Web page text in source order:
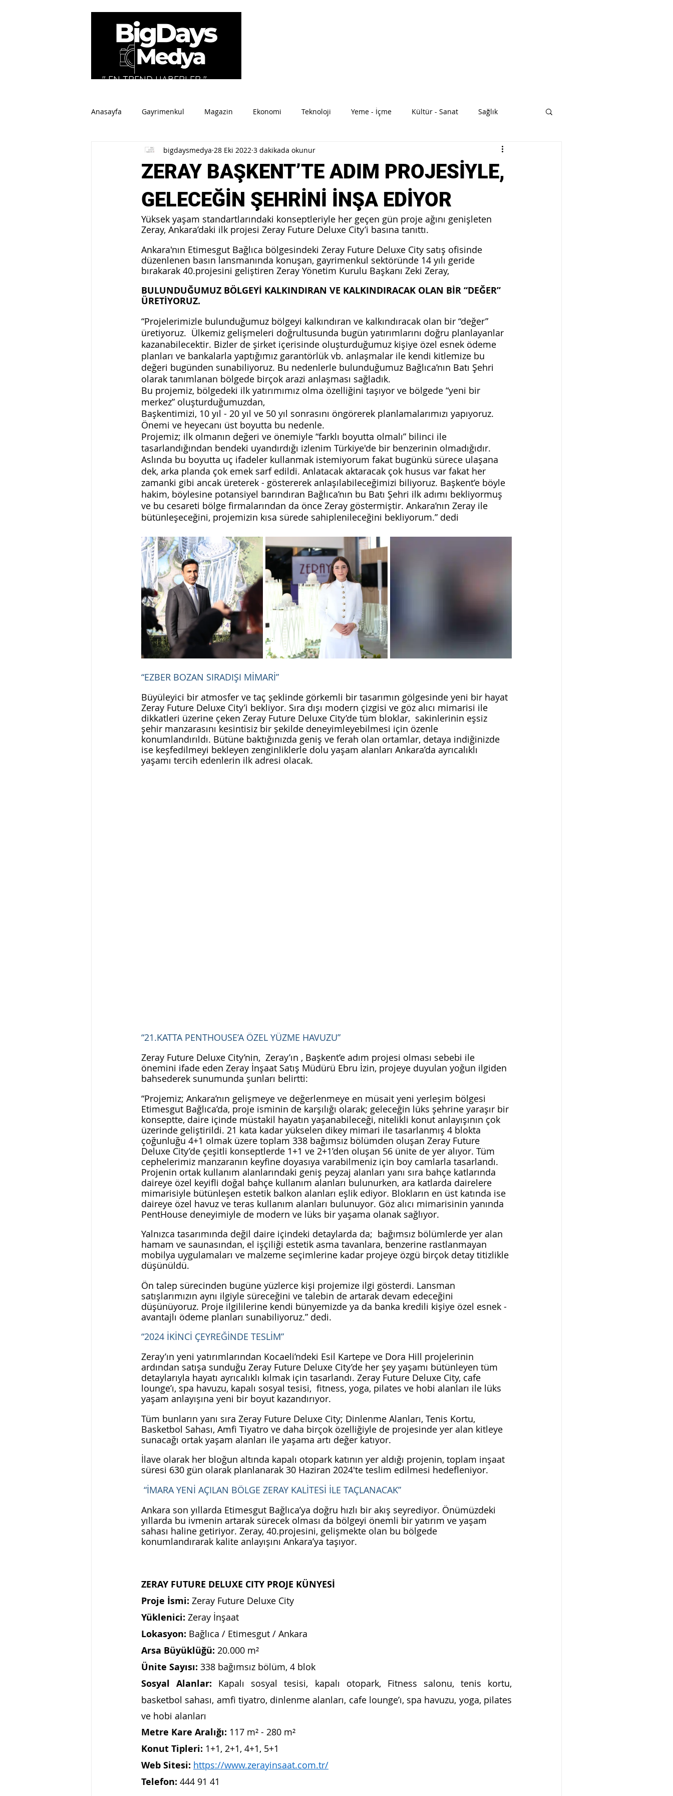
" EN TREND HABERLER "
Anasayfa Gayrimenkul Magazin Ekonomi Teknoloji Yeme - İçme Kültür - Sanat Sağlık
Tüm Haberler Spor Seyahat Moda Anne-Bebek
ZERAY BAŞKENT’TE ADIM PROJESİYLE,
GELECEĞİN ŞEHRİNİ İNŞA EDİYOR
bigdaysmedya 28 Eki 2022 3 dakikada okunur
Yüksek yaşam standartlarındaki konseptleriyle her geçen gün proje ağını genişleten
Zeray, Ankara’daki ilk projesi Zeray Future Deluxe City’i basına tanıttı.
Ankara'nın Etimesgut Bağlıca bölgesindeki Zeray Future Deluxe City satış ofisinde
düzenlenen basın lansmanında konuşan, gayrimenkul sektöründe 14 yılı geride
bırakarak 40.projesini geliştiren Zeray Yönetim Kurulu Başkanı Zeki Zeray,
BULUNDUĞUMUZ BÖLGEYİ KALKINDIRAN VE KALKINDIRACAK OLAN BİR “DEĞER”
ÜRETİYORUZ.
“Projelerimizle bulunduğumuz bölgeyi kalkındıran ve kalkındıracak olan bir “değer”
üretiyoruz.  Ülkemiz gelişmeleri doğrultusunda bugün yatırımlarını doğru planlayanlar
kazanabilecektir. Bizler de şirket içerisinde oluşturduğumuz kişiye özel esnek ödeme
planları ve bankalarla yaptığımız garantörlük vb. anlaşmalar ile kendi kitlemize bu
değeri bugünden sunabiliyoruz. Bu nedenlerle bulunduğumuz Bağlıca’nın Batı Şehri
olarak tanımlanan bölgede birçok arazi anlaşması sağladık.
Bu projemiz, bölgedeki ilk yatırımımız olma özelliğini taşıyor ve bölgede “yeni bir
merkez” oluşturduğumuzdan,
Başkentimizi, 10 yıl - 20 yıl ve 50 yıl sonrasını öngörerek planlamalarımızı yapıyoruz.
Önemi ve heyecanı üst boyutta bu nedenle.
Projemiz; ilk olmanın değeri ve önemiyle “farklı boyutta olmalı” bilinci ile
tasarlandığından bendeki uyandırdığı izlenim Türkiye'de bir benzerinin olmadığıdır.
Aslında bu boyutta uç ifadeler kullanmak istemiyorum fakat bugünkü sürece ulaşana
dek, arka planda çok emek sarf edildi. Anlatacak aktaracak çok husus var fakat her
zamanki gibi ancak üreterek - göstererek anlaşılabileceğimizi biliyoruz. Başkent’e böyle
hakim, böylesine potansiyel barındıran Bağlıca’nın bu Batı Şehri ilk adımı bekliyormuş
ve bu cesareti bölge firmalarından da önce Zeray göstermiştir. Ankara’nın Zeray ile
bütünleşeceğini, projemizin kısa sürede sahiplenileceğini bekliyorum.” dedi
“EZBER BOZAN SIRADIŞI MİMARİ”
Büyüleyici bir atmosfer ve taç şeklinde görkemli bir tasarımın gölgesinde yeni bir hayat
Zeray Future Deluxe City’i bekliyor. Sıra dışı modern çizgisi ve göz alıcı mimarisi ile
dikkatleri üzerine çeken Zeray Future Deluxe City’de tüm bloklar,  sakinlerinin eşsiz
şehir manzarasını kesintisiz bir şekilde deneyimleyebilmesi için özenle
konumlandırıldı. Bütüne baktığınızda geniş ve ferah olan ortamlar, detaya indiğinizde
ise keşfedilmeyi bekleyen zenginliklerle dolu yaşam alanları Ankara’da ayrıcalıklı
yaşamı tercih edenlerin ilk adresi olacak.
“21.KATTA PENTHOUSE’A ÖZEL YÜZME HAVUZU”
Zeray Future Deluxe City’nin,  Zeray’ın , Başkent’e adım projesi olması sebebi ile
önemini ifade eden Zeray İnşaat Satış Müdürü Ebru İzin, projeye duyulan yoğun ilgiden
bahsederek sunumunda şunları belirtti:
“Projemiz; Ankara’nın gelişmeye ve değerlenmeye en müsait yeni yerleşim bölgesi
Etimesgut Bağlıca’da, proje isminin de karşılığı olarak; geleceğin lüks şehrine yaraşır bir
konseptte, daire içinde müstakil hayatın yaşanabileceği, nitelikli konut anlayışının çok
üzerinde geliştirildi. 21 kata kadar yükselen dikey mimari ile tasarlanmış 4 blokta
çoğunluğu 4+1 olmak üzere toplam 338 bağımsız bölümden oluşan Zeray Future
Deluxe City’de çeşitli konseptlerde 1+1 ve 2+1’den oluşan 56 ünite de yer alıyor. Tüm
cephelerimiz manzaranın keyfine doyasıya varabilmeniz için boy camlarla tasarlandı.
Projenin ortak kullanım alanlarındaki geniş peyzaj alanları yanı sıra bahçe katlarında
daireye özel keyifli doğal bahçe kullanım alanları bulunurken, ara katlarda dairelere
mimarisiyle bütünleşen estetik balkon alanları eşlik ediyor. Blokların en üst katında ise
daireye özel havuz ve teras kullanım alanları bulunuyor. Göz alıcı mimarisinin yanında
PentHouse deneyimiyle de modern ve lüks bir yaşama olanak sağlıyor.
Yalnızca tasarımında değil daire içindeki detaylarda da;  bağımsız bölümlerde yer alan
hamam ve saunasından, el işçiliği estetik asma tavanlara, benzerine rastlanmayan
mobilya uygulamaları ve malzeme seçimlerine kadar projeye özgü birçok detay titizlikle
düşünüldü.
Ön talep sürecinden bugüne yüzlerce kişi projemize ilgi gösterdi. Lansman
satışlarımızın aynı ilgiyle süreceğini ve talebin de artarak devam edeceğini
düşünüyoruz. Proje ilgililerine kendi bünyemizde ya da banka kredili kişiye özel esnek -
avantajlı ödeme planları sunabiliyoruz.” dedi.
“2024 İKİNCİ ÇEYREĞİNDE TESLİM”
Zeray’ın yeni yatırımlarından Kocaeli’ndeki Esil Kartepe ve Dora Hill projelerinin
ardından satışa sunduğu Zeray Future Deluxe City’de her şey yaşamı bütünleyen tüm
detaylarıyla hayatı ayrıcalıklı kılmak için tasarlandı. Zeray Future Deluxe City, cafe
lounge’ı, spa havuzu, kapalı sosyal tesisi,  fitness, yoga, pilates ve hobi alanları ile lüks
yaşam anlayışına yeni bir boyut kazandırıyor.
Tüm bunların yanı sıra Zeray Future Deluxe City; Dinlenme Alanları, Tenis Kortu,
Basketbol Sahası, Amfi Tiyatro ve daha birçok özelliğiyle de projesinde yer alan kitleye
sunacağı ortak yaşam alanları ile yaşama artı değer katıyor.
İlave olarak her bloğun altında kapalı otopark katının yer aldığı projenin, toplam inşaat
süresi 630 gün olarak planlanarak 30 Haziran 2024'te teslim edilmesi hedefleniyor.
“İMARA YENİ AÇILAN BÖLGE ZERAY KALİTESİ İLE TAÇLANACAK”
Ankara son yıllarda Etimesgut Bağlıca’ya doğru hızlı bir akış seyrediyor. Önümüzdeki
yıllarda bu ivmenin artarak sürecek olması da bölgeyi önemli bir yatırım ve yaşam
sahası haline getiriyor. Zeray, 40.projesini, gelişmekte olan bu bölgede
konumlandırarak kalite anlayışını Ankara’ya taşıyor.
ZERAY FUTURE DELUXE CITY PROJE KÜNYESİ
Proje İsmi: Zeray Future Deluxe City
Yüklenici: Zeray İnşaat
Lokasyon: Bağlıca / Etimesgut / Ankara
Arsa Büyüklüğü: 20.000 m²
Ünite Sayısı: 338 bağımsız bölüm, 4 blok
Sosyal Alanlar: Kapalı sosyal tesisi, kapalı otopark, Fitness salonu, tenis kortu,
basketbol sahası, amfi tiyatro, dinlenme alanları, cafe lounge’ı, spa havuzu, yoga, pilates
ve hobi alanları
Metre Kare Aralığı: 117 m² - 280 m²
Konut Tipleri: 1+1, 2+1, 4+1, 5+1
Web Sitesi: https://www.zerayinsaat.com.tr/
Telefon: 444 91 41